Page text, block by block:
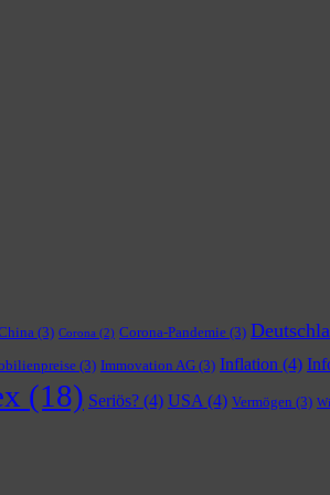
(3) Corona (2) Corona-Pandemie (3)
(3) Immovation AG (3) Inflation (4)
(18) Seriös? (4) USA(4) Vermögen (3)